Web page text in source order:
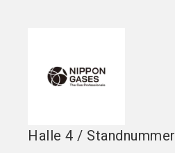
Halle 4 / Standnummer